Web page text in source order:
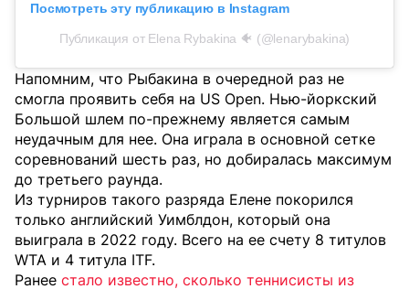
Посмотреть эту публикацию в Instagram
Публикация от Elena Rybakina 🐠 (@lenarybakina)
Напомним, что Рыбакина в очередной раз не
смогла проявить себя на US Open. Нью-йоркский
Большой шлем по-прежнему является самым
неудачным для нее. Она играла в основной сетке
соревнований шесть раз, но добиралась максимум
до третьего раунда.
Из турниров такого разряда Елене покорился
только английский Уимблдон, который она
выиграла в 2022 году. Всего на ее счету 8 титулов
WTA и 4 титула ITF.
Ранее стало известно, сколько теннисисты из